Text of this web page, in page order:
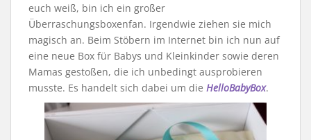
euch weiß, bin ich ein großer
Überraschungsboxenfan. Irgendwie ziehen sie mich
magisch an. Beim Stöbern im Internet bin ich nun auf
eine neue Box für Babys und Kleinkinder sowie deren
Mamas gestoßen, die ich unbedingt ausprobieren
musste. Es handelt sich dabei um die HelloBabyBox.